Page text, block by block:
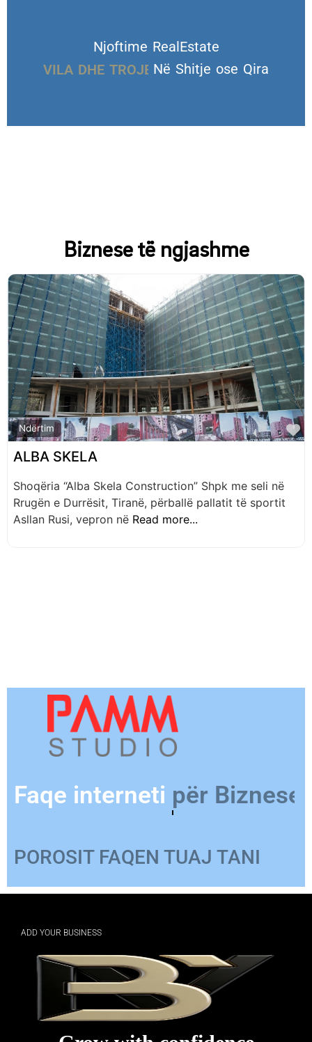
Njoftime RealEstate
VILA DHE TROJE
Biznese të ngjashme
Ndërtim
ALBA SKELA
Shoqëria “Alba Skela Construction” Shpk me seli në
Rrugën e Durrësit, Tiranë, përballë pallatit të sportit
Faqe interneti për
ADD YOUR BUSINESS